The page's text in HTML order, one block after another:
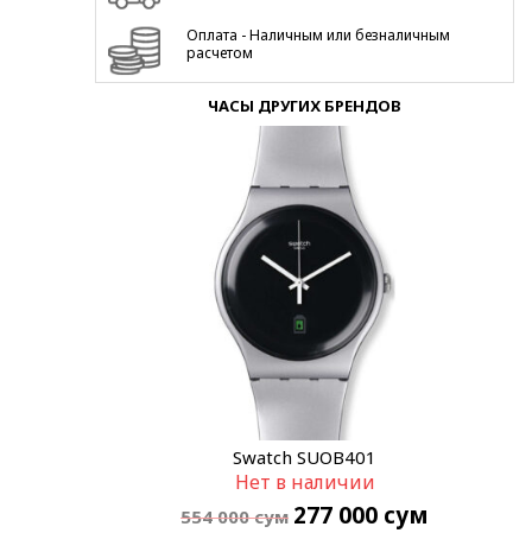
Оплата - Наличным или безналичным
расчетом
ЧАСЫ ДРУГИХ БРЕНДОВ
Swatch SUOB401
Нет в наличии
554 000сум 277 000 сум